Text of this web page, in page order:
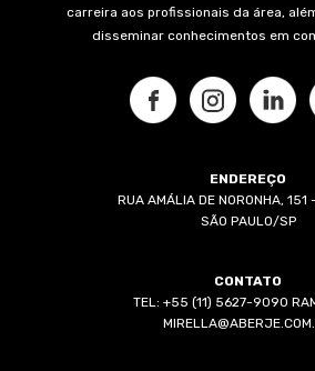
carreira aos profissionais da área,
disseminar conhecimentos em
ENDEREÇO
RUA AMÁLIA DE NORONHA, 151
SÃO PAULO/SP
CONTATO
TEL: +55 (11) 5627-9090